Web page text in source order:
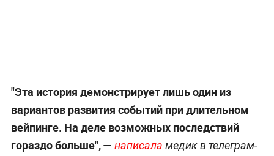
"Эта история демонстрирует лишь один из
вариантов развития событий при длительном
вейпинге. На деле возможных последствий
гораздо больше", — написала медик в телеграм-